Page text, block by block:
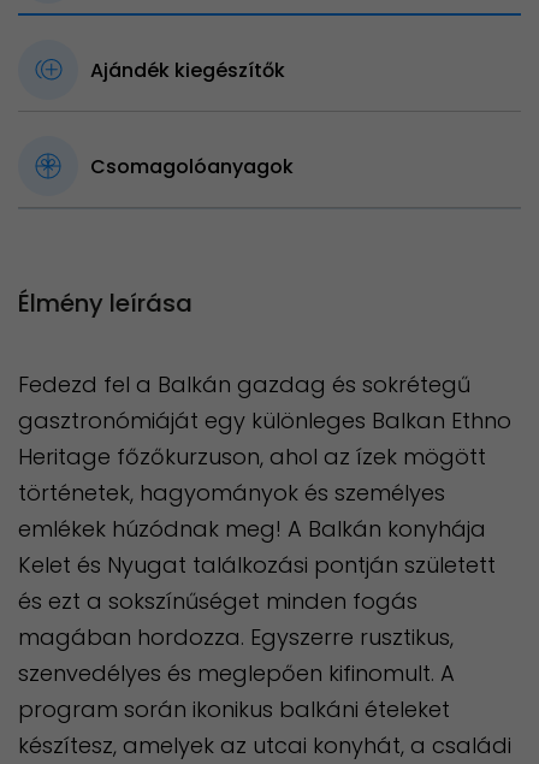
Ajándék kiegészítők
Csomagolóanyagok
Élmény leírása
Fedezd fel a Balkán gazdag és sokrétegű
gasztronómiáját egy különleges Balkan Ethno
Heritage főzőkurzuson, ahol az ízek mögött
történetek, hagyományok és személyes
emlékek húzódnak meg! A Balkán konyhája
Kelet és Nyugat találkozási pontján született
és ezt a sokszínűséget minden fogás
magában hordozza. Egyszerre rusztikus,
szenvedélyes és meglepően kifinomult. A
program során ikonikus balkáni ételeket
készítesz, amelyek az utcai konyhát, a családi